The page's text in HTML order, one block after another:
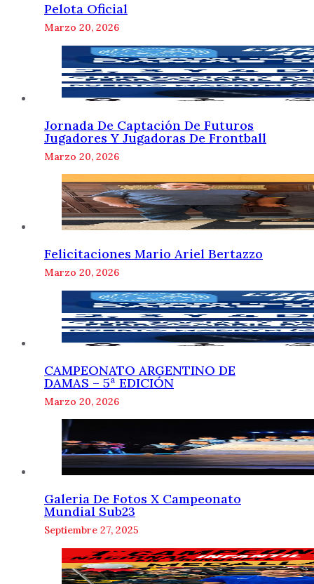
Pelota Oficial
Marzo 20, 2026
Jornada De Captación De Futuros
Jugadores Y Jugadoras De Frontball
Marzo 20, 2026
Felicitaciones Mario Ariel Bertazzo
Marzo 20, 2026
CAMPEONATO ARGENTINO DE
DAMAS – 5ª EDICIÓN
Marzo 20, 2026
Galeria De Fotos X Campeonato
Mundial Sub23
Septiembre 27, 2025